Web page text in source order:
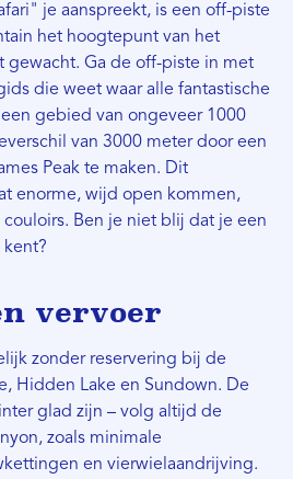
je aanspreekt, is een off-piste
het hoogtepunt van het
gewacht. Ga de off-piste in met
die weet waar alle fantastische
gebied van ongeveer 1000
van 3000 meter door een
Peak te maken. Dit
enorme, wijd open kommen,
Ben je niet blij dat je een
vervoer
zonder reservering bij de
Hidden Lake en Sundown. De
glad zijn – volg altijd de
zoals minimale
en vierwielaandrijving.